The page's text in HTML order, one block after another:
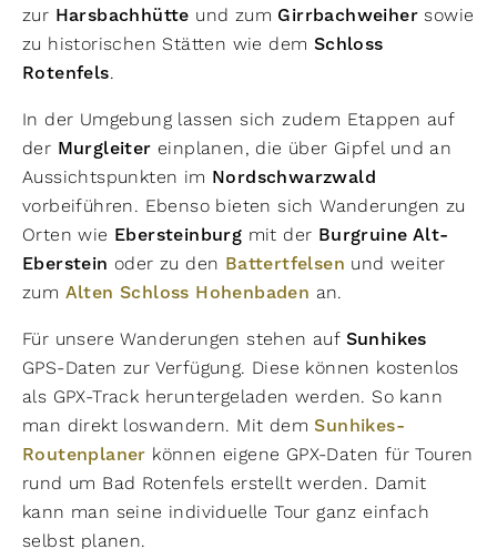
zur Harsbachhütte und zum Girrbachweiher sowie
zu historischen Stätten wie dem Schloss
Rotenfels.
In der Umgebung lassen sich zudem Etappen auf
der Murgleiter einplanen, die über Gipfel und an
Aussichtspunkten im Nordschwarzwald
vorbeiführen. Ebenso bieten sich Wanderungen zu
Orten wie Ebersteinburg mit der Burgruine Alt-
Eberstein oder zu den Battertfelsen und weiter
zum Alten Schloss Hohenbaden an.
Für unsere Wanderungen stehen auf Sunhikes
GPS-Daten zur Verfügung. Diese können kostenlos
als GPX-Track heruntergeladen werden. So kann
man direkt loswandern. Mit dem Sunhikes-
Routenplaner können eigene GPX-Daten für Touren
rund um Bad Rotenfels erstellt werden. Damit
kann man seine individuelle Tour ganz einfach
selbst planen.